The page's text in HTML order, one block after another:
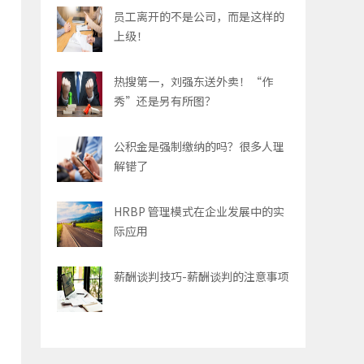
员工离开的不是公司，而是这样的
上级！
热搜第一，刘强东送外卖！“作
秀”还是另有所图？
公积金是强制缴纳的吗？很多人理
解错了
HRBP 管理模式在企业发展中的实
际应用
薪酬谈判技巧-薪酬谈判的注意事项